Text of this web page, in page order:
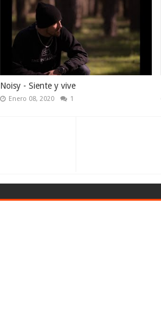
Noisy - Siente y vive
Enero 08, 2020 1